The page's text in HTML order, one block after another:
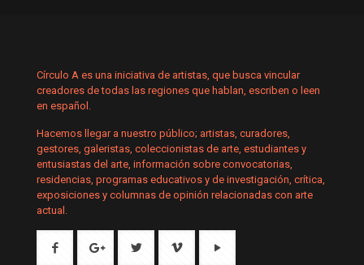
Círculo A es una iniciativa de artistas, que busca vincular
creadores de todas las regiones que hablan, escriben o leen
en español.
Hacemos llegar a nuestro público; artistas, curadores,
gestores, galeristas, coleccionistas de arte, estudiantes y
entusiastas del arte, información sobre convocatorias,
residencias, programas educativos y de investigación, crítica,
exposiciones y columnas de opinión relacionadas con arte
actual.